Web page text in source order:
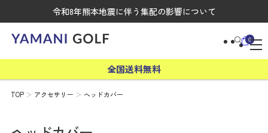
令和8年熊本地震に伴う集配の影響について
0
全国送料無料
TOP アクセサリー ヘッドカバー